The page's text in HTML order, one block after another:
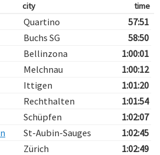
city time
Quartino
57:51
Buchs SG
58:50
Bellinzona
1:00:01
Melchnau
1:00:12
Ittigen
1:01:20
Rechthalten
1:01:54
Schüpfen
1:02:07
St-Aubin-Sauges
1:02:45
Zürich
1:02:49